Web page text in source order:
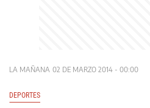
LA MAÑANA 02 DE MARZO 2014 - 00:00
DEPORTES